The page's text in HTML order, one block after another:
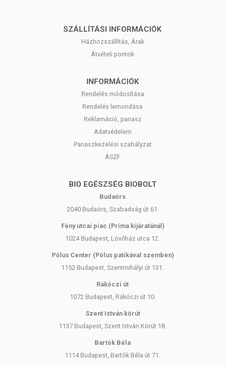
SZÁLLÍTÁSI INFORMÁCIÓK
Házhozszállítás, Árak
Átvételi pontok
INFORMÁCIÓK
Rendelés módosítása
Rendelés lemondása
Reklamáció, panasz
Adatvédelem
Panaszkezelési szabályzat
ÁSZF
BIO EGÉSZSÉG BIOBOLT
Budaörs
2040 Budaörs, Szabadság út 61.
Fény utcai piac (Príma kijáratánál)
1024 Budapest, Lövőház utca 12.
Pólus Center (Pólus patikával szemben)
1152 Budapest, Szentmihályi út 131.
Rákóczi út
1072 Budapest, Rákóczi út 10.
Szent István körút
1137 Budapest, Szent István Körút 18.
Bartók Béla
1114 Budapest, Bartók Béla út 71.